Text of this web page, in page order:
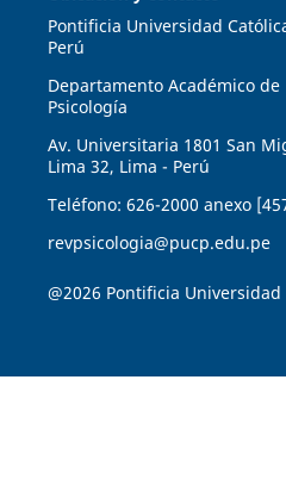
Pontificia Universidad
Perú
Departamento Académico de
Psicología
Av. Universitaria 1801 San
Lima 32, Lima - Perú
Teléfono: 626-2000 anexo
revpsicologia@pucp.edu.pe
@2026 Pontificia